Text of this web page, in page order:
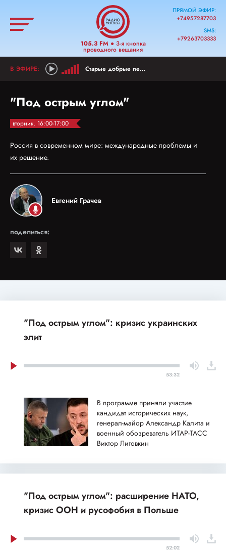
105.3 FM● 3-я кнопка
проводного вещания
ПРЯМОЙ ЭФИР:
+74957287703
SMS:
+79263703333
Старые добрые песни
"Под острым углом"
вторник, 16:00-17:00
Россия в современном мире: международные проблемы и
их решение.
Евгений Грачев
поделиться:
"Под острым углом": кризис украинских
элит
53:32
В программе приняли участие
кандидат исторических наук,
генерал-майор Александр Калита и
военный обозреватель ИТАР-ТАСС
Виктор Литовкин
"Под острым углом": расширение НАТО,
кризис ООН и русофобия в Польше
52:02